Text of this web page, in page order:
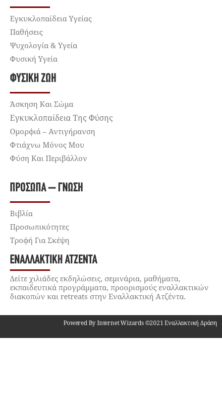
Εγκυκλοπαίδεια Υγείας
Παθήσεις
Ψυχολογία & Υγεία
Φυσική Υγεία
ΦΥΣΙΚΉ ΖΩΉ
Άσκηση Και Σώμα
Εγκυκλοπαίδεια Της Φύσης
Ομορφιά – Αντιγήρανση
Φτιάχνω Μόνος Μου
Φύση Και Περιβάλλον
ΠΡΌΣΩΠΑ – ΓΝΏΣΗ
Βιβλία
Προσωπικότητες
Τροφή Για Σκέψη
ΕΝΑΛΛΑΚΤΙΚΉ ΑΤΖΈΝΤΑ
Δείτε χιλιάδες εκδηλώσεις, σεμινάρια, μαθήματα,
εκπαιδευτικά προγράμματα, προορισμούς εναλλακτικών
διακοπών και retreats στην Εναλλακτική Ατζέντα.
Powered By Internet Wizards ©2021 Εναλλακτική Δράση